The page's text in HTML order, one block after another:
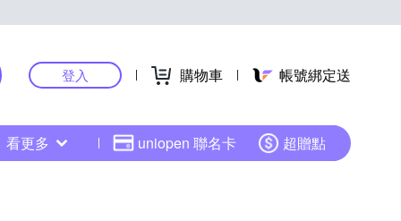
登入 購物車 帳號綁定送
看更多 uniopen 聯名卡 超贈點